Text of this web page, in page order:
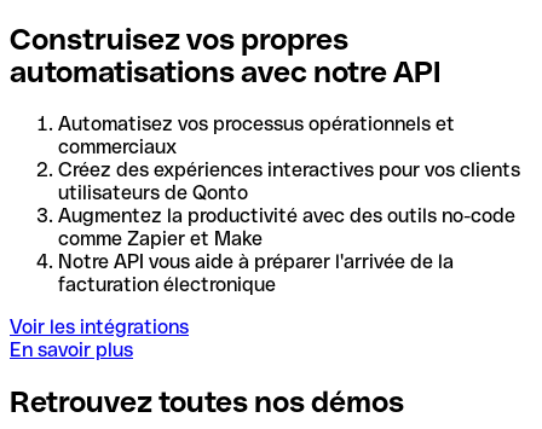
Construisez vos propres
automatisations avec notre API
Automatisez vos processus opérationnels et
commerciaux
Créez des expériences interactives pour vos clients
utilisateurs de Qonto
Augmentez la productivité avec des outils no-code
comme Zapier et Make
Notre API vous aide à préparer l'arrivée de la
facturation électronique
Voir les intégrations
En savoir plus
Retrouvez toutes nos démos